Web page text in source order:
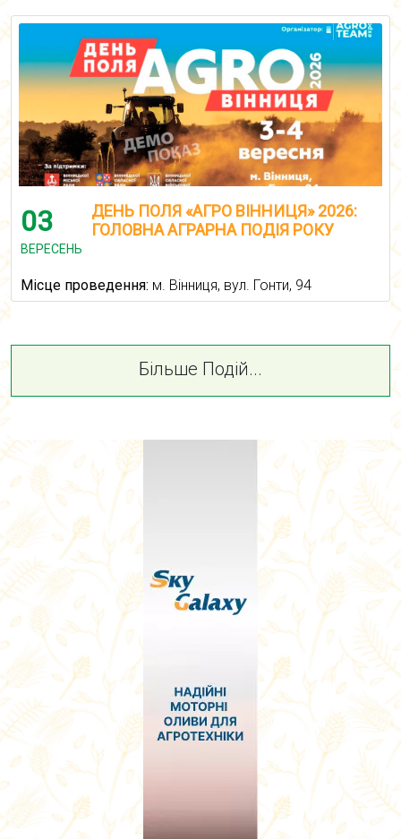
03
ВЕРЕСЕНЬ
ДЕНЬ ПОЛЯ «АГРО ВІННИЦЯ» 2026:
ГОЛОВНА АГРАРНА ПОДІЯ РОКУ
Місце проведення: м. Вінниця, вул. Гонти, 94
Більше Подій...